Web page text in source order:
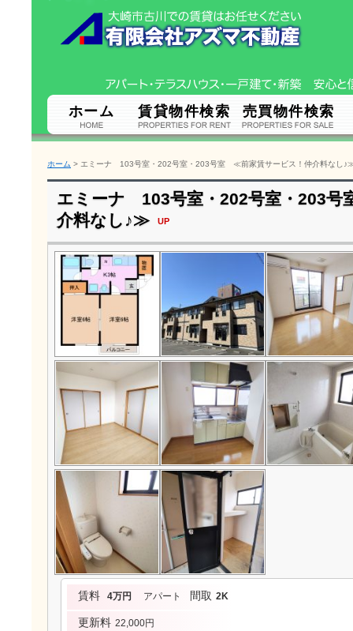
ホーム 賃貸物件検索 売買物件検索
ホーム > エミーナ 103号室・202号室・203号室 ≪前家賃サービス！仲介料なし
エミーナ 103号室・202号室・203
介料なし♪≫
UP
賃料 4万円 アパート 間取 2K
更新料 22,000円